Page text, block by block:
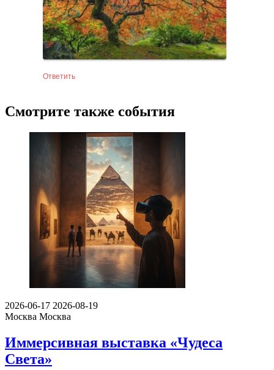
Ответить
Смотрите также события
2026-06-17 2026-08-19
Москва Москва
Иммерсивная выставка «Чудеса
Света»